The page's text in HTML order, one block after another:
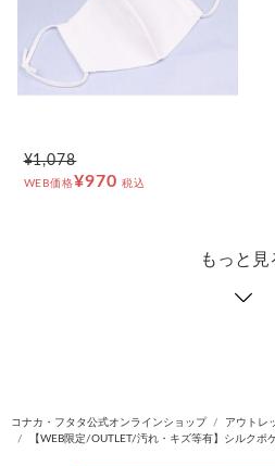
¥1,078
WEB価格¥970 税込
もっと見
コナカ・フタタ公式オンラインショップ
アウトレ
【WEB限定/OUTLET/汚れ・キズ等有】シルクポ